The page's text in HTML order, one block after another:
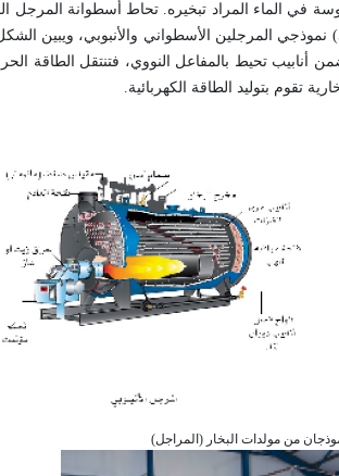
في الماء المراد تبخيره. تحاط أسطوانة المرجل
تحيط بالمفاعل النووي، فتنتقل الطاقة
تقوم بتوليد الطاقة الكهربائية.